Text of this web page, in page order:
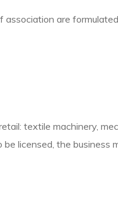
are
textile machinery,
licensed, the business